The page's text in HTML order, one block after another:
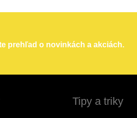
prehľad o novinkách a akciách.
Tipy a triky